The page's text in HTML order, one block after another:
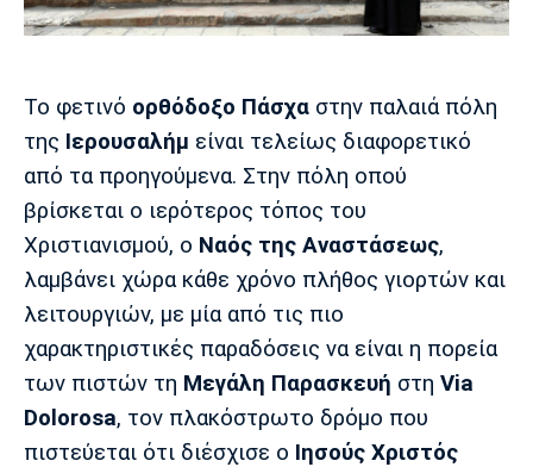
Cine Spot
Running
Media
Παρασκήνιο
Ιωνικός Κηφισιά Πανσερραϊκός
Μπαρτσελόνα
Ρεάλ
Μαδρίτης
Μαδρίτης
Γιουνάιτεντ
Άρσεναλ
Το φετινό ορθόδοξο Πάσχα στην παλαιά πόλη
της Ιερουσαλήμ είναι τελείως διαφορετικό
από τα προηγούμενα. Στην πόλη οπού
βρίσκεται ο ιερότερος τόπος του
Χριστιανισμού, ο Ναός της Αναστάσεως,
λαμβάνει χώρα κάθε χρόνο πλήθος γιορτών και
λειτουργιών, με μία από τις πιο
χαρακτηριστικές παραδόσεις να είναι η πορεία
των πιστών τη Μεγάλη Παρασκευή στη Via
Dolorosa, τον πλακόστρωτο δρόμο που
πιστεύεται ότι διέσχισε ο Ιησούς Χριστός